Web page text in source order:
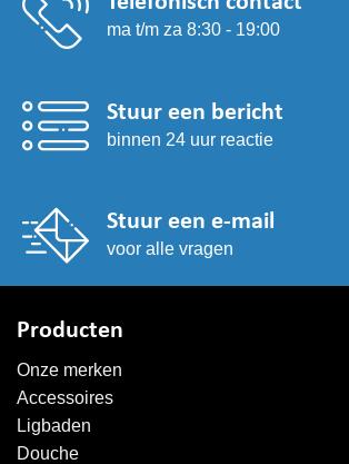
ma t/m za 8:30 - 19:00
Stuur een bericht
binnen 24 uur reactie
Stuur een e-mail
voor alle vragen
Producten
Onze merken
Accessoires
Ligbaden
Douche